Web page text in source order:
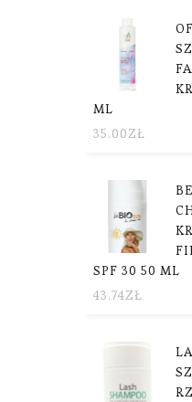
ML
35.00ZŁ
PF 30 50 ML
43.74ZŁ